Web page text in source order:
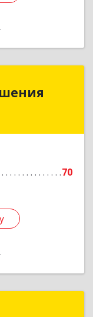
70
решения
Алексей